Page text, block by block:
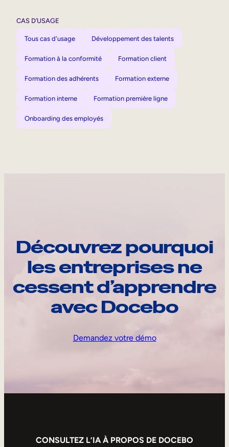
CAS D’USAGE
Tous cas d'usage Développement des talents
Formation à la conformité Formation client
Formation des adhérents Formation externe
Formation interne Formation première ligne
Onboarding des employés
Découvrez pourquoi
les entreprises ne
cessent d’apprendre
avec Docebo
Demandez votre démo
CONSULTEZ L’IA À PROPOS DE DOCEBO